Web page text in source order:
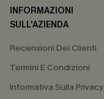
INFORMAZIONI
SULL'AZIENDA
Recensioni Dei Clienti
Termini E Condizioni
Informativa Sulla Privacy